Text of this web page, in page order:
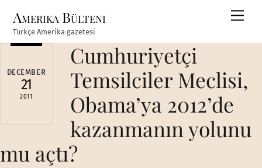
content
Amerika Bülteni
Türkçe Amerika gazetesi
DECEMBER
21
2011
Cumhuriyetçi
Temsilciler Meclisi,
Obama’ya 2012’de
kazanmanın yolunu
mu açtı?